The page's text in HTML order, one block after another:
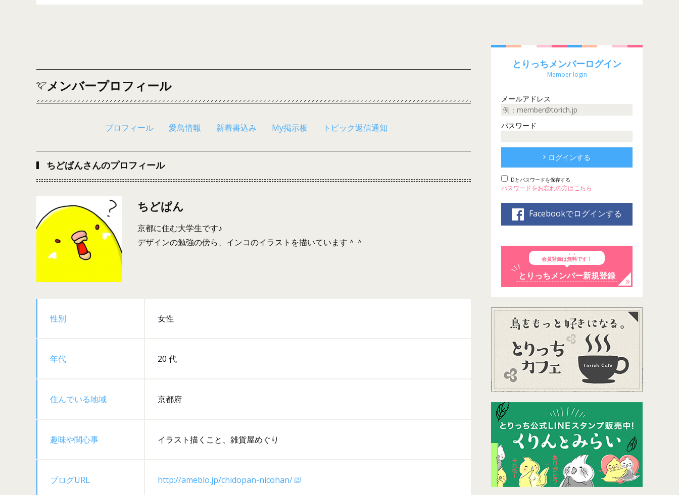
メンバープロフィール
プロフィール 愛鳥情報 新着書込み My掲示板 トピック返信通知
ちどぱんさんのプロフィール
ちどぱん
京都に住む大学生です♪
デザインの勉強の傍ら、インコのイラストを描いています＾＾
性別 女性
年代 20 代
住んでいる地域 京都府
趣味や関心事 イラスト描くこと、雑貨屋めぐり
ブログURL http://ameblo.jp/chidopan-nicohan/
とりっちメンバーログイン
Member login
メールアドレス
パスワード
ログインする
IDとパスワードを保存する
パスワードをお忘れの方はこちら
Facebookでログインする
会員登録は無料です！
とりっちメンバー新規登録